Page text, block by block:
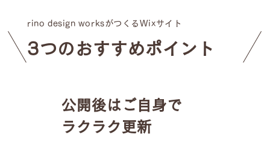
rino design worksがつくるWixサイト
3つのおすすめポイント
公開後はご自身で
ラクラク更新